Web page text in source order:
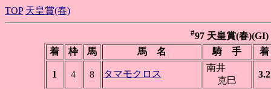
TOP 天皇賞(春)
#97 天皇賞(春
着
枠 馬 馬 名 騎 手 着
1 4 8 タマモクロス
南井
克巳